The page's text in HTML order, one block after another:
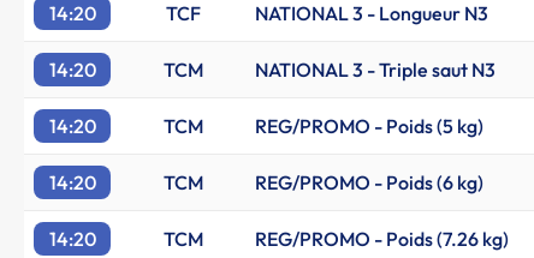
14:20 TCF NATIONAL 3 - Longueur N3
14:20 TCM NATIONAL 3 - Triple saut N3
14:20 TCM REG/PROMO - Poids (5 kg)
14:20 TCM REG/PROMO - Poids (6 kg)
14:20 TCM REG/PROMO - Poids (7.26 kg)